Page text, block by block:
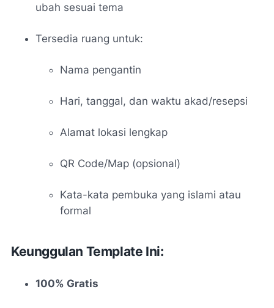
ubah sesuai tema
Tersedia ruang untuk:
Nama pengantin
Hari, tanggal, dan waktu akad/resepsi
Alamat lokasi lengkap
QR Code/Map (opsional)
Kata-kata pembuka yang islami atau
formal
Keunggulan Template Ini:
100% Gratis